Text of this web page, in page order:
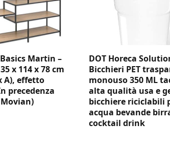
Martin –
x 114 x 78 cm
A), effetto
precedenza
DOT Horeca
Bicchieri PET
monouso 350 ML
alta qualità usa e
bicchiere riciclabili
acqua bevande
cocktail drink